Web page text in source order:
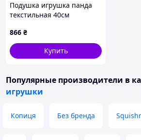
Подушка игрушка панда
текстильная 40см
866 ₴
Купить
Популярные производители в
игрушки
Копиця Без бренда